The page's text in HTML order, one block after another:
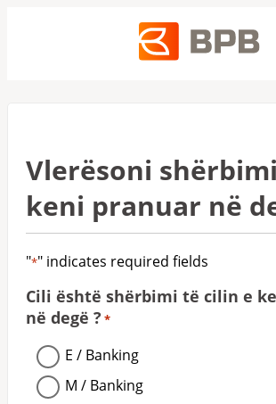
Vlerësoni
keni pranuar në
"*" indicates required fields
Cili është shërbimi të cilin e
në degë ? *
E / Banking
M / Banking